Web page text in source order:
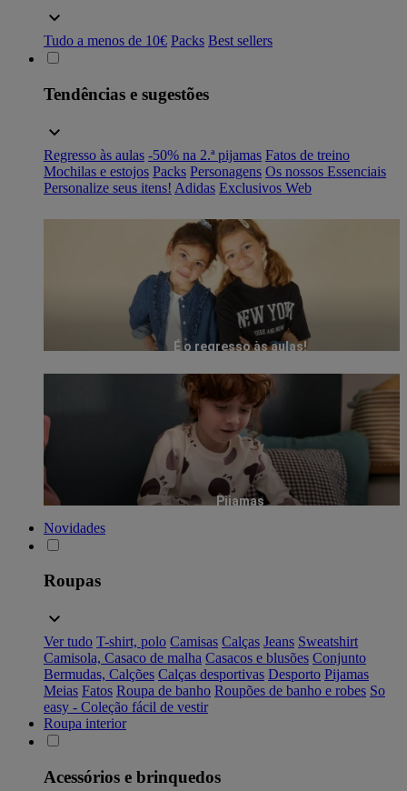
Tudo a menos de 10€ Packs Best sellers
Tendências e sugestões
Regresso às aulas -50% na 2.ª pijamas Fatos de treino
Mochilas e estojos Packs Personagens Os nossos Essenciais
Personalize seus itens! Adidas Exclusivos Web
É o regresso às aulas!
Pijamas
Novidades
Roupas
Ver tudo T-shirt, polo Camisas Calças Jeans Sweatshirt
Camisola, Casaco de malha Casacos e blusões Conjunto
Bermudas, Calções Calças desportivas Desporto Pijamas
Meias Fatos Roupa de banho Roupões de banho e robes So
easy - Coleção fácil de vestir
Roupa interior
Acessórios e brinquedos